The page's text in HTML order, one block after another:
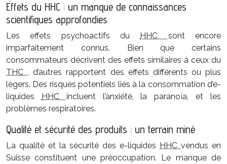
Effets du HHC : un manque de connaissances
scientifiques approfondies
Les effets psychoactifs du HHC sont encore
imparfaitement connus. Bien que certains
consommateurs décrivent des effets similaires à ceux du
THC, d’autres rapportent des effets différents ou plus
légers. Des risques potentiels liés à la consommation d’e-
liquides HHC incluent l’anxiété, la paranoïa, et les
problèmes respiratoires.
Qualité et sécurité des produits : un terrain miné
La qualité et la sécurité des e-liquides HHC vendus en
Suisse constituent une préoccupation. Le manque de